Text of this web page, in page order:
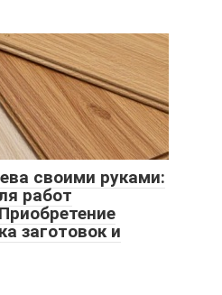
своими руками:
работ
заготовок и